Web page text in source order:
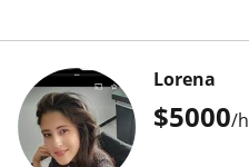
$5000/h
Lorena